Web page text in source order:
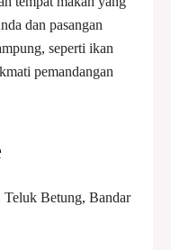
dan pasangan
seperti ikan
pemandangan
Betung, Bandar